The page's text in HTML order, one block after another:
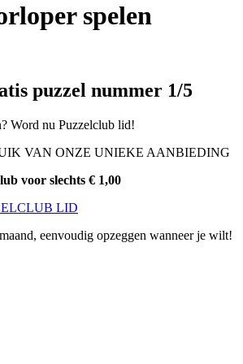
spelen
puzzel nummer 1/5
Word nu Puzzelclub lid!
VAN ONZE UNIEKE AANBIEDING
voor slechts € 1,00
LID
eenvoudig opzeggen wanneer je wilt!